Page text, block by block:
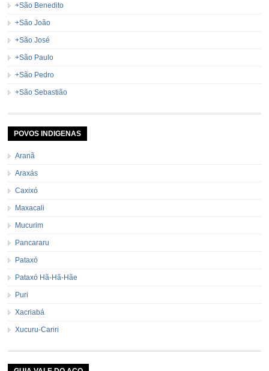
+São Benedito
+São João
+São José
+São Paulo
+São Pedro
+São Sebastião
POVOS INDIGENAS
Aranã
Araxás
Caxixó
Maxacali
Mucurim
Pancararu
Pataxó
Pataxó Hã-Hã-Hãe
Puri
Xacriabá
Xucuru-Cariri